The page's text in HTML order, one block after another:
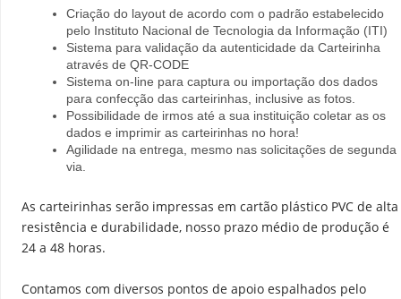
Criação do layout de acordo com o padrão estabelecido
pelo Instituto Nacional de Tecnologia da Informação (ITI)
Sistema para validação da autenticidade da Carteirinha
através de QR-CODE
Sistema on-line para captura ou importação dos dados
para confecção das carteirinhas, inclusive as fotos.
Possibilidade de irmos até a sua instituição coletar as os
dados e imprimir as carteirinhas no hora!
Agilidade na entrega, mesmo nas solicitações de segunda
via.
As carteirinhas serão impressas em cartão plástico PVC de alta
resistência e durabilidade, nosso prazo médio de produção é
24 a 48 horas.
Contamos com diversos pontos de apoio espalhados pelo